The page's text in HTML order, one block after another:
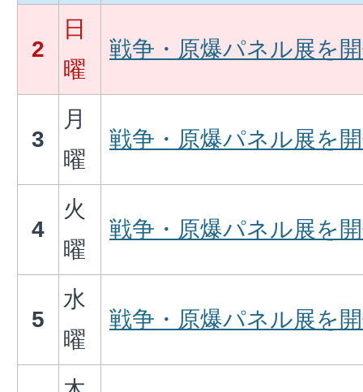
2
日
曜
戦争・原爆パネル展を
3
月
曜
戦争・原爆パネル展を
4
火
曜
戦争・原爆パネル展を
5
水
曜
戦争・原爆パネル展を